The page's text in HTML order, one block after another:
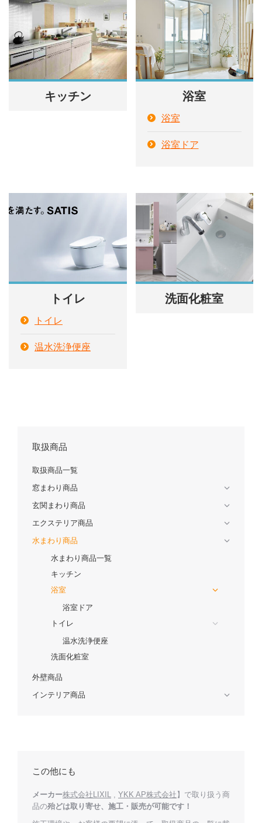
キッチン 浴室
浴室
浴室ドア
トイレ
トイレ
温水洗浄便座
洗面化粧室
取扱商品
取扱商品一覧
窓まわり商品
玄関まわり商品
エクステリア商品
水まわり商品
水まわり商品一覧
キッチン
浴室
浴室ドア
トイレ
温水洗浄便座
洗面化粧室
外壁商品
インテリア商品
この他にも
メーカー株式会社LIXIL YKK AP株式会社 】で取り扱う商
品の殆どは取り寄せ、施工・販売が可能です！